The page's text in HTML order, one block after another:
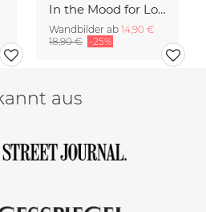
In the Mood for Love - Handlettering
Wandbilder ab 14,90 €
18,90 € -25%
aus